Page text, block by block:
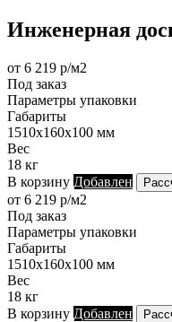
Инженерная
от 6 219 р/м2
Под заказ
Параметры упаковки
Габариты
1510х160х100 мм
Вес
18 кг
В корзину Добавлен
от 6 219 р/м2
Под заказ
Параметры упаковки
Габариты
1510х160х100 мм
Вес
18 кг
В корзину Добавлен